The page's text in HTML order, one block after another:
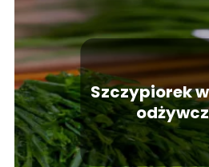
Szczypiorek
Aromatyczny
do